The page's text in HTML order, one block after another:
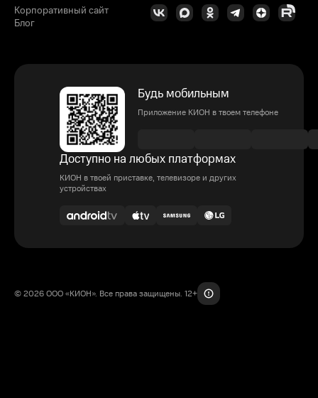
Корпоративный сайт
Блог
Будь мобильным
Приложение КИОН в твоем телефоне
Доступно на любых платформах
КИОН в твоей приставке, телевизоре и других
устройствах
© 2026 ООО «КИОН». Все права защищены. 12+